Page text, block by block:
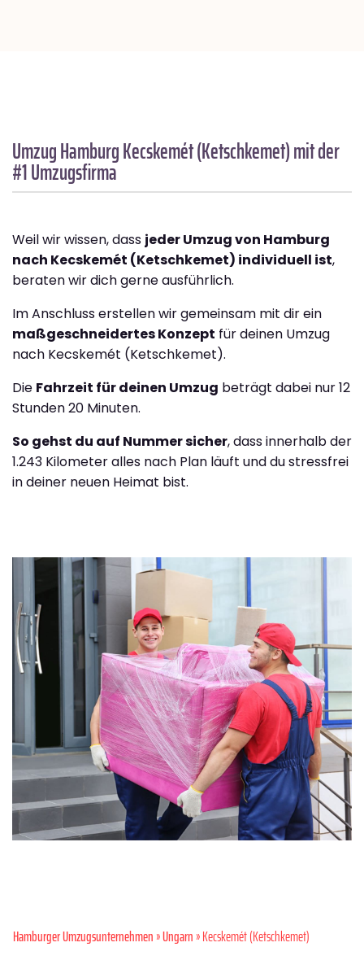
Umzug HamburgKecskemét (Ketschkemet)mit der
#1 Umzugsfirma
Weil wir wissen, dass jeder Umzug von Hamburg
nach Kecskemét (Ketschkemet) individuell ist,
beraten wir dich gerne ausführlich.
Im Anschluss erstellen wir gemeinsam mit dir ein
maßgeschneidertes Konzept für deinen Umzug
nach Kecskemét (Ketschkemet).
Die Fahrzeit für deinen Umzug beträgt dabei nur 12
Stunden 20 Minuten.
So gehst du auf Nummer sicher, dass innerhalb der
1.243 Kilometer alles nach Plan läuft und du stressfrei
in deiner neuen Heimat bist.
Hamburger Umzugsunternehmen»Ungarn» Kecskemét (Ketschkemet)